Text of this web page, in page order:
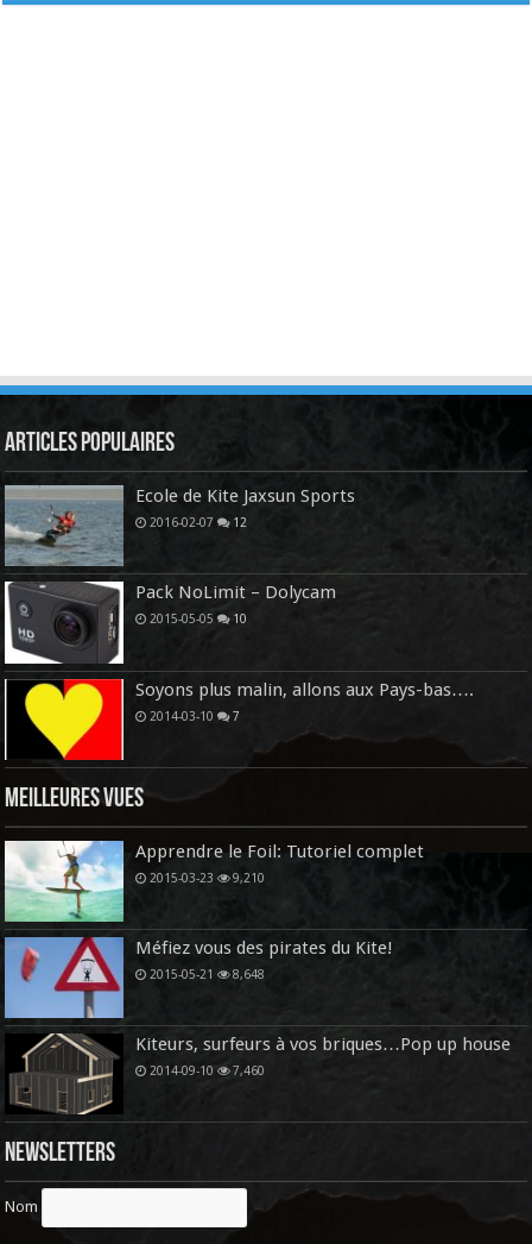
Articles Populaires
Ecole de Kite Jaxsun Sports
2016-02-07 12
Pack NoLimit – Dolycam
2015-05-05 10
Soyons plus malin, allons aux Pays-bas….
2014-03-10 7
Meilleures vues
Apprendre le Foil: Tutoriel complet
2015-03-23 9,210
Méfiez vous des pirates du Kite!
2015-05-21 8,648
Kiteurs, surfeurs à vos briques…Pop up house
2014-09-10 7,460
Newsletters
Nom